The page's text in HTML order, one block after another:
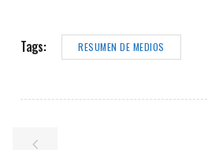
Tags: RESUMEN DE MEDIOS